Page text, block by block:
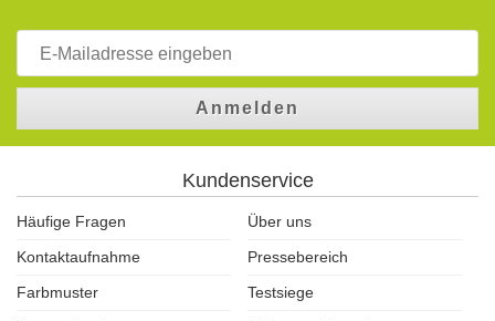
Anmelden
Kundenservice
Häufige Fragen
Über uns
Kontaktaufnahme
Pressebereich
Farbmuster
Testsiege